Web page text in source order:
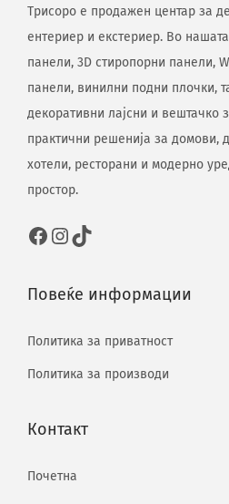
Трисоро е продажен центар за
ентериер и екстериер. Во
панели, 3D стиропорни панели,
панели, винилни подни плочки,
декоративни лајсни и вештачко
практични решенија за домови,
хотели, ресторани и модерно
простор.
Повеќе информации
Политика за приватност
Политика за производи
Контакт
Почетна